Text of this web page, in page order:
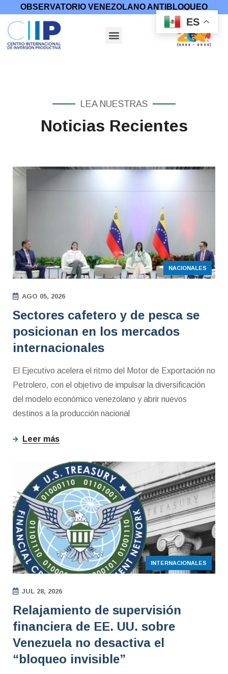
OBSERVATORIO VENEZOLANO ANTIBLOQUEO
LEA NUESTRAS
Noticias Recientes
NACIONALES
AGO 05, 2026
Sectores cafetero y de pesca se
posicionan en los mercados
internacionales
El Ejecutivo acelera el ritmo del Motor de Exportación no
Petrolero, con el objetivo de impulsar la diversificación
del modelo económico venezolano y abrir nuevos
destinos a la producción nacional
Leer más
INTERNACIONALES
JUL 28, 2026
Relajamiento de supervisión
financiera de EE. UU. sobre
Venezuela no desactiva el
“bloqueo invisible”
ES